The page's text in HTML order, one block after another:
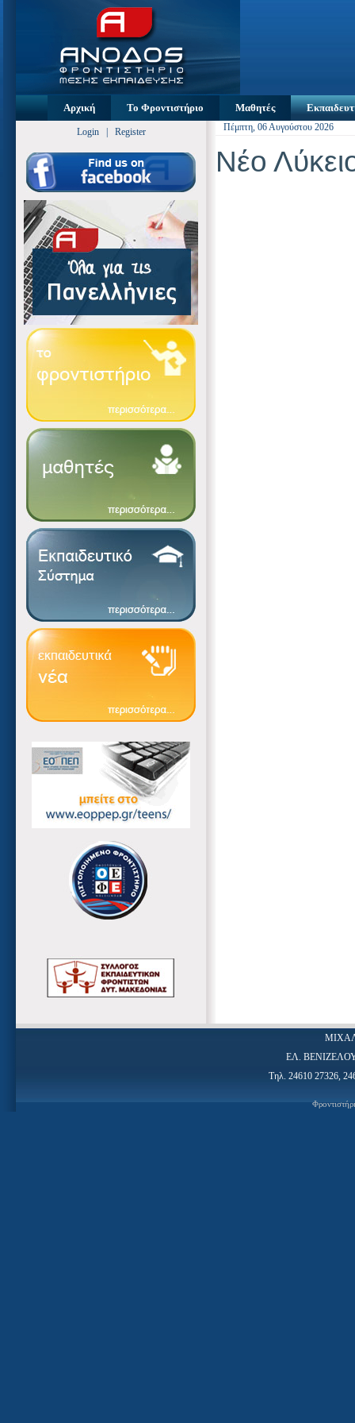
Αρχική Το Φροντιστήριο Μαθητές
Login| Register Πέμπτη, 06 Αυγούστου 2026
Νέο
ΕΛ.
Τηλ. 24610 27326,